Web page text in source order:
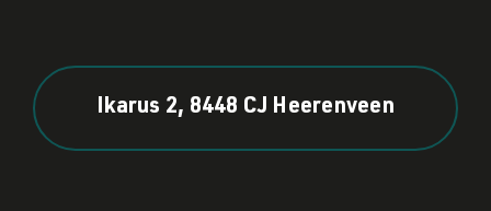
Ikarus 2, 8448 CJ Heerenveen